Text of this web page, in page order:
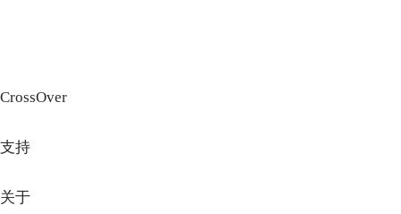
3.启动方式
CrossOver
支持
关于